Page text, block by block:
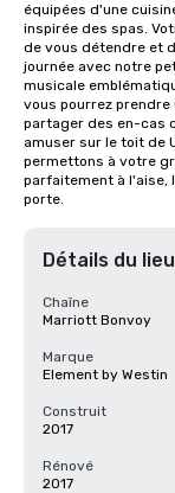
équipées d'une
inspirée des spas.
de vous détendre et
journée avec notre
musicale
vous pourrez prendre
partager des en-cas
amuser sur le toit de
permettons à votre
parfaitement à l'aise,
porte.
Détails du lieu
Chaîne
Marriott Bonvoy
Marque
Element by Westin
Construit
2017
Rénové
2017